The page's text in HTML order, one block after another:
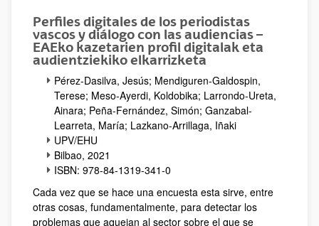
Perfiles digitales de los periodistas
vascos y diálogo con las audiencias –
EAEko kazetarien profil digitalak eta
audientziekiko elkarrizketa
Pérez-Dasilva, Jesús; Mendiguren-Galdospin,
Terese; Meso-Ayerdi, Koldobika; Larrondo-Ureta,
Ainara; Peña-Fernández, Simón; Ganzabal-
Learreta, María; Lazkano-Arrillaga, Iñaki
UPV/EHU
Bilbao, 2021
ISBN: 978-84-1319-341-0
Cada vez que se hace una encuesta esta sirve, entre
otras cosas, fundamentalmente, para detectar los
problemas que aquejan al sector sobre el que se